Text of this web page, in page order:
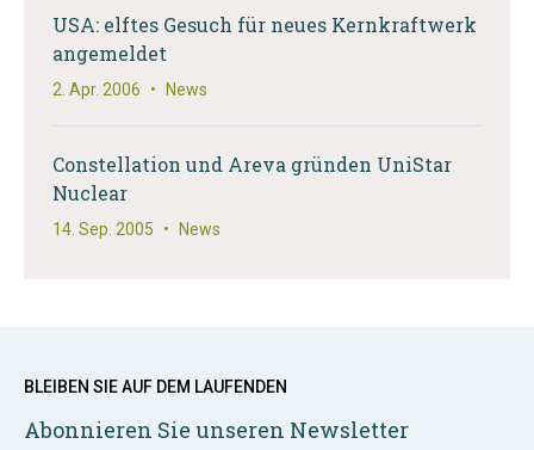
USA: elftes Gesuch für neues Kernkraftwerk
angemeldet
2. Apr. 2006 • News
Constellation und Areva gründen UniStar
Nuclear
14. Sep. 2005 • News
BLEIBEN SIE AUF DEM LAUFENDEN
Abonnieren Sie unseren Newsletter